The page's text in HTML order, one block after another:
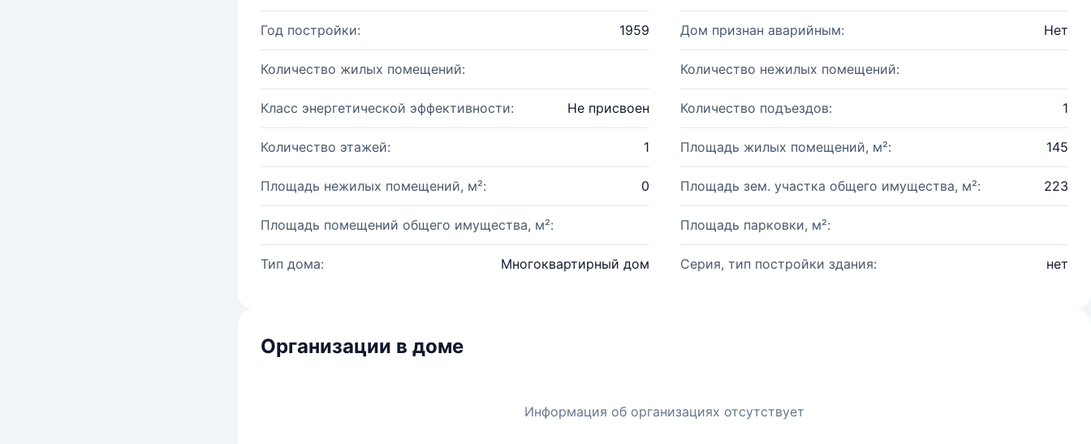
Год постройки: 1959 Дом признан аварийным: Нет
Количество жилых помещений: Количество нежилых помещений:
Класс энергетической эффективности: Не присвоен Количество подъездов: 1
Количество этажей: 1 Площадь жилых помещений, м²: 145
Площадь нежилых помещений, м²: 0 Площадь зем. участка общего имущества, м²: 223
Площадь помещений общего имущества, м²: Площадь парковки, м²:
Тип дома: Многоквартирный дом Серия, тип постройки здания: нет
Организации в доме
Информация об организациях отсутствует